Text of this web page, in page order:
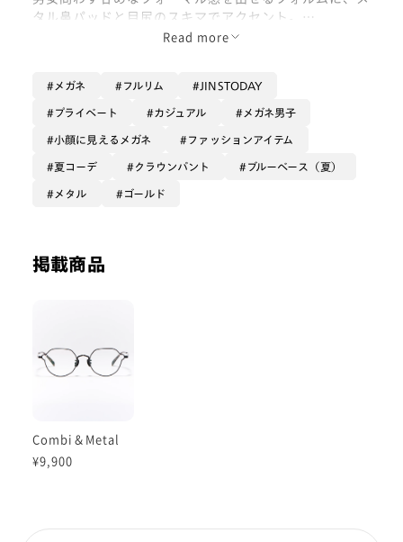
タル鼻パッドと目尻のスキマでアクセント。
チープになりすぎない太さで、JINSのクオリティを再
流行のセンターパートバンクに合わせ顔にひとつひねり
を入れる。
カラーを入れても素敵でしょう。
3色のうちゴールドとブラックがお気に入りです。
数年は飽きが来ずに使えそうです。
Read more
メガネ フルリム JINSTODAY
プライベート カジュアル メガネ男子
小顔に見えるメガネ ファッションアイテム
夏コーデ クラウンパント ブルーベース（夏）
メタル ゴールド
掲載商品
Combi＆Metal
¥9,900